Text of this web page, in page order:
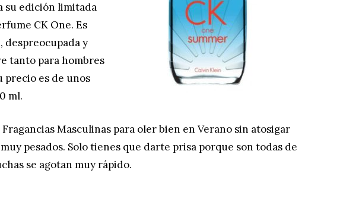
su edición limitada
CK One. Es
despreocupada y
tanto para hombres
precio es de unos
ml.
Fragancias Masculinas para oler bien en Verano sin atosigar
pesados. Solo tienes que darte prisa porque son todas de
se agotan muy rápido.